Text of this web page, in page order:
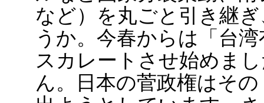
など）を丸ごと引き継
うか。今春からは「台
スカレートさせ始めま
ん。日本の菅政権はそ